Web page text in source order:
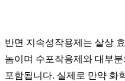
반면 지속성작용제는 살상
놈이며 수포작용제와 대부
포함됩니다. 실제로 만약 화